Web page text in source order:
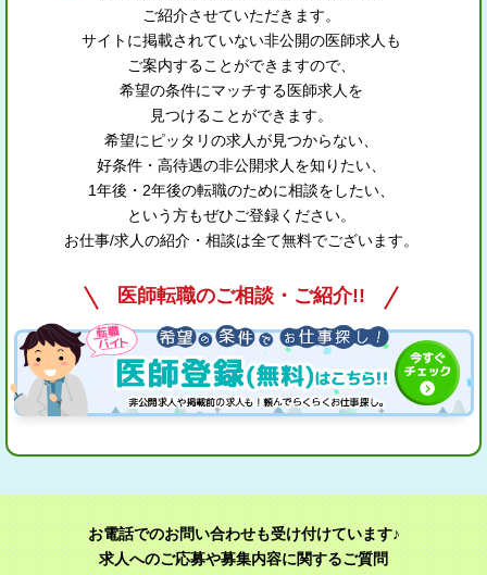
ご紹介させていただきます。
サイトに掲載されていない非公開の医師求人も
ご案内することができますので、
希望の条件にマッチする医師求人を
見つけることができます。
希望にピッタリの求人が見つからない、
好条件・高待遇の非公開求人を知りたい、
1年後・2年後の転職のために相談をしたい、
という方もぜひご登録ください。
お仕事/求人の紹介・相談は全て無料でございます。
医師転職のご相談・ご紹介!!
お電話でのお問い合わせも受け付けています♪
求人へのご応募や募集内容に関するご質問